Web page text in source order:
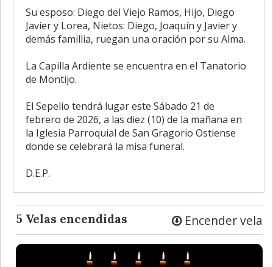
Su esposo: Diego del Viejo Ramos, Hijo, Diego
Javier y Lorea, Nietos: Diego, Joaquín y Javier y
demás famillia, ruegan una oración por su Alma.
La Capilla Ardiente se encuentra en el Tanatorio
de Montijo.
El Sepelio tendrá lugar este Sábado 21 de
febrero de 2026, a las diez (10) de la mañana en
la Iglesia Parroquial de San Gragorio Ostiense
donde se celebrará la misa funeral.
D.E.P.
5 Velas encendidas Encender vela